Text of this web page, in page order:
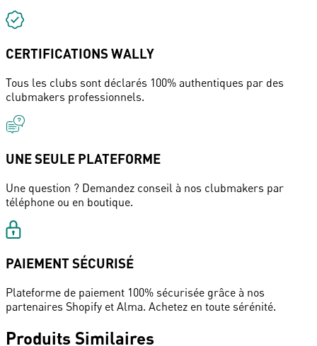
CERTIFICATIONS WALLY
Tous les clubs sont déclarés 100% authentiques par des
clubmakers professionnels.
UNE SEULE PLATEFORME
Une question ? Demandez conseil à nos clubmakers par
téléphone ou en boutique.
PAIEMENT SÉCURISÉ
Plateforme de paiement 100% sécurisée grâce à nos
partenaires Shopify et Alma. Achetez en toute sérénité.
Produits Similaires